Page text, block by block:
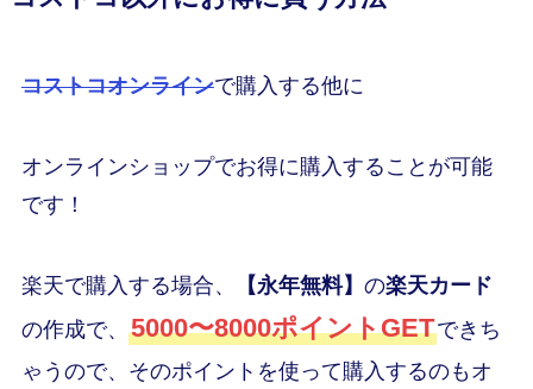
コストコオンラインで購入する他に
オンラインショップでお得に購入することが可能
です！
楽天で購入する場合、 【永年無料】 の楽天カード
の作成で、 5000〜8000ポイントGETできち
ゃうので、そのポイントを使って購入するのもオ